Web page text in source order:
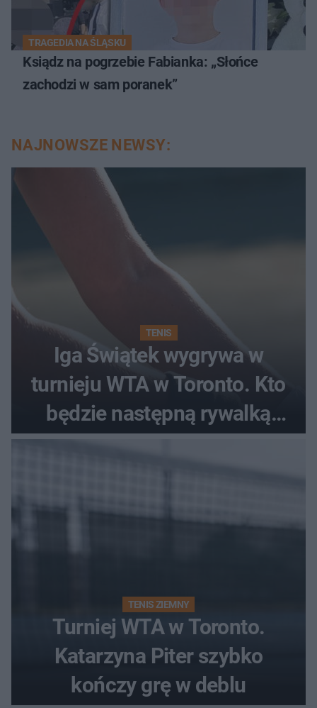
TRAGEDIA NA ŚLĄSKU
Ksiądz na pogrzebie Fabianka: „Słońce
zachodzi w sam poranek”
NAJNOWSZE NEWSY:
TENIS
Iga Świątek wygrywa w
turnieju WTA w Toronto. Kto
będzie następną rywalką
TENIS ZIEMNY
Turniej WTA w Toronto.
Katarzyna Piter szybko
kończy grę w deblu